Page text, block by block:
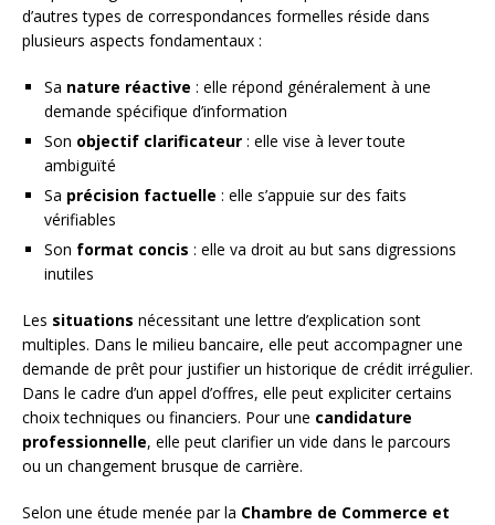
d’autres types de correspondances formelles réside dans
plusieurs aspects fondamentaux :
Sa nature réactive : elle répond généralement à une
demande spécifique d’information
Son objectif clarificateur : elle vise à lever toute
ambiguïté
Sa précision factuelle : elle s’appuie sur des faits
vérifiables
Son format concis : elle va droit au but sans digressions
inutiles
Les situations nécessitant une lettre d’explication sont
multiples. Dans le milieu bancaire, elle peut accompagner une
demande de prêt pour justifier un historique de crédit irrégulier.
Dans le cadre d’un appel d’offres, elle peut expliciter certains
choix techniques ou financiers. Pour une candidature
professionnelle, elle peut clarifier un vide dans le parcours
ou un changement brusque de carrière.
Selon une étude menée par la Chambre de Commerce et